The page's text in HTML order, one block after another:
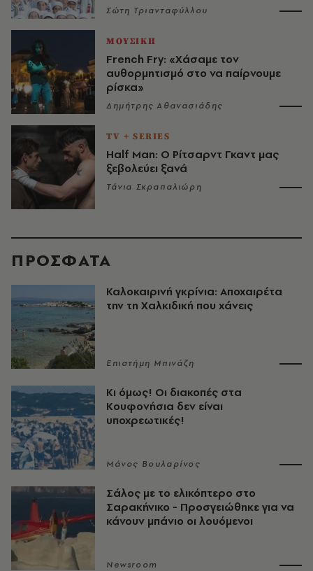
Σώτη Τριανταφύλλου
ΜΟΥΣΙΚΗ
French Fry: «Χάσαμε τον
αυθορμητισμό στο να παίρνουμε
ρίσκα»
Δημήτρης Αθανασιάδης
TV + SERIES
Half Man: Ο Ρίτσαρντ Γκαντ μας
ξεβολεύει ξανά
Τάνια Σκραπαλιώρη
ΠΡΟΣΦΑΤΑ
Καλοκαιρινή γκρίνια: Αποχαιρέτα
την τη Χαλκιδική που χάνεις
Επιστήμη Μπινάζη
Κι όμως! Οι διακοπές στα
Κουφονήσια δεν είναι
υποχρεωτικές!
Μάνος Βουλαρίνος
Σάλος με το ελικόπτερο στο
Σαρακήνικο - Προσγειώθηκε για να
κάνουν μπάνιο οι λουόμενοι
Newsroom